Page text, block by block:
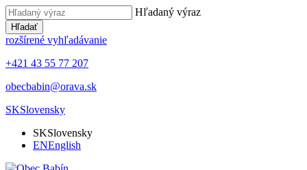
Hľadaný výraz
Hľadať
rozšírené vyhľadávanie
+421 43 55 77 207
obecbabin@orava.sk
SKSlovensky
SKSlovensky
ENEnglish